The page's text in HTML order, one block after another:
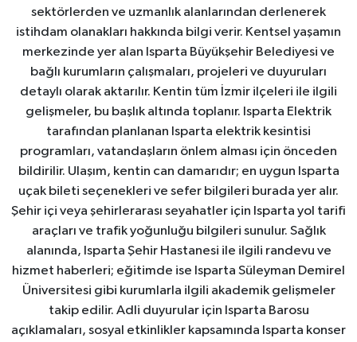
sektörlerden ve uzmanlık alanlarından derlenerek
istihdam olanakları hakkında bilgi verir. Kentsel yaşamın
merkezinde yer alan Isparta Büyükşehir Belediyesi ve
bağlı kurumların çalışmaları, projeleri ve duyuruları
detaylı olarak aktarılır. Kentin tüm İzmir ilçeleri ile ilgili
gelişmeler, bu başlık altında toplanır. Isparta Elektrik
tarafından planlanan Isparta elektrik kesintisi
programları, vatandaşların önlem alması için önceden
bildirilir. Ulaşım, kentin can damarıdır; en uygun Isparta
uçak bileti seçenekleri ve sefer bilgileri burada yer alır.
Şehir içi veya şehirlerarası seyahatler için Isparta yol tarifi
araçları ve trafik yoğunluğu bilgileri sunulur. Sağlık
alanında, Isparta Şehir Hastanesi ile ilgili randevu ve
hizmet haberleri; eğitimde ise Isparta Süleyman Demirel
Üniversitesi gibi kurumlarla ilgili akademik gelişmeler
takip edilir. Adli duyurular için Isparta Barosu
açıklamaları, sosyal etkinlikler kapsamında Isparta konser